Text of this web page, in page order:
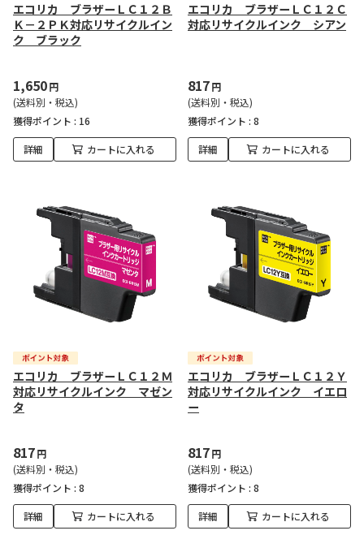
エコリカ ブラザーＬＣ１２Ｂ
Ｋ－２ＰＫ対応リサイクルイン
ク ブラック
1,650円
(送料別・税込)
獲得ポイント : 16
詳細 カートに入れる
エコリカ ブラザーＬＣ１２Ｃ
対応リサイクルインク シアン
817円
(送料別・税込)
獲得ポイント : 8
詳細 カートに入れる
エコリカ ブラザーＬＣ１２Ｍ
対応リサイクルインク マゼン
タ
817円
(送料別・税込)
獲得ポイント : 8
詳細 カートに入れる
エコリカ ブラザーＬＣ１２Ｙ
対応リサイクルインク イエロ
ー
817円
(送料別・税込)
獲得ポイント : 8
詳細 カートに入れる